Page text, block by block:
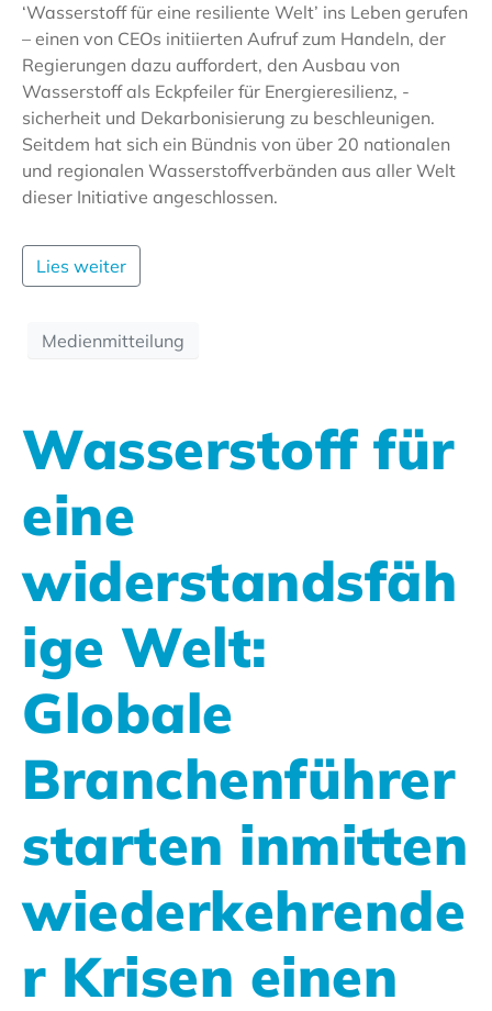
‘Wasserstoff für eine resiliente Welt’ ins Leben gerufen
– einen von CEOs initiierten Aufruf zum Handeln, der
Regierungen dazu auffordert, den Ausbau von
Wasserstoff als Eckpfeiler für Energieresilienz, -
sicherheit und Dekarbonisierung zu beschleunigen.
Seitdem hat sich ein Bündnis von über 20 nationalen
und regionalen Wasserstoffverbänden aus aller Welt
dieser Initiative angeschlossen.
Lies weiter
Medienmitteilung
Wasserstoff für
eine
widerstandsfäh
ige Welt:
Globale
Branchenführer
starten inmitten
wiederkehrende
r Krisen einen